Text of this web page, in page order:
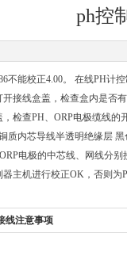
ph控
不能校正4.00。 在线PH计
接线盒盖，检查盒内是否
检查PH、ORP电极缆线
质内芯导线半透明绝缘层
电极的中芯线、网线分
主机进行校正OK，否则
线注意事项